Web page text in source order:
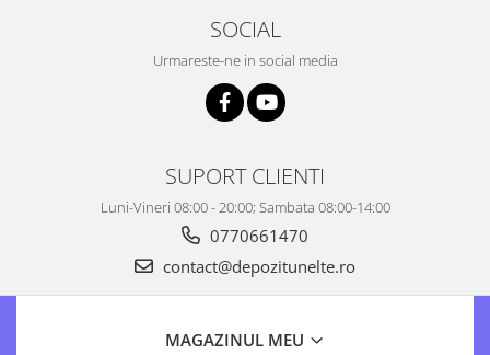
SOCIAL
Urmareste-ne in social media
SUPORT CLIENTI
Luni-Vineri 08:00 - 20:00; Sambata 08:00-14:00
0770661470
contact@depozitunelte.ro
MAGAZINUL MEU